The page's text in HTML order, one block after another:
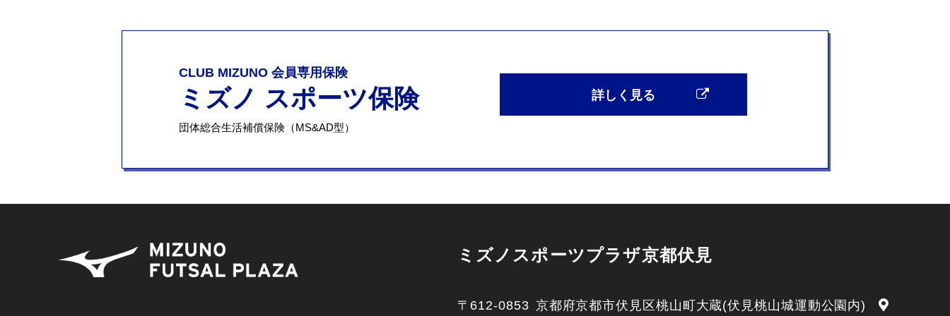
CLUB MIZUNO 会員専用保険
ミズノ スポーツ保険
団体総合生活補償保険（MS&AD型）
詳しく見る
ミズノスポーツプラザ京都伏見
〒612-0853 京都府京都市伏見区桃山町大蔵(伏見桃山城運動公園内)